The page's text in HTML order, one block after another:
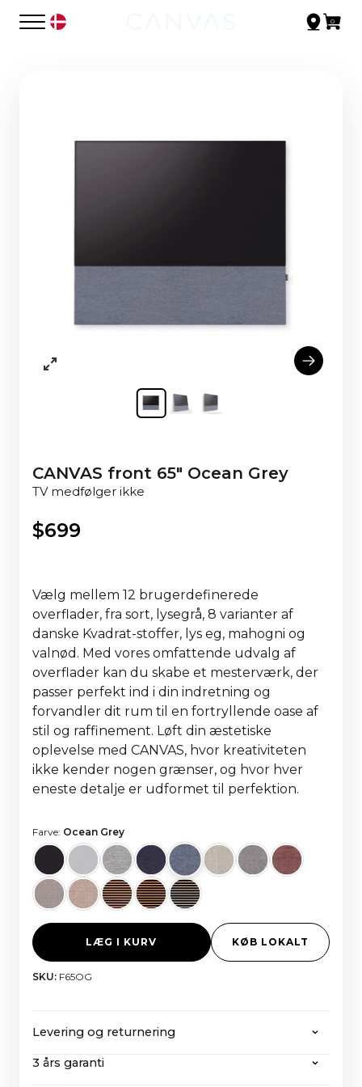
CANVAS front 65" Ocean Grey
TV medfølger ikke
$699
Vælg mellem 12 brugerdefinerede
overflader, fra sort, lysegrå, 8 varianter af
danske Kvadrat-stoffer, lys eg, mahogni og
valnød. Med vores omfattende udvalg af
overflader kan du skabe et mesterværk, der
passer perfekt ind i din indretning og
forvandler dit rum til en fortryllende oase af
stil og raffinement. Løft din æstetiske
oplevelse med CANVAS, hvor kreativiteten
ikke kender nogen grænser, og hvor hver
eneste detalje er udformet til perfektion.
Farve: Ocean Grey
LÆG I KURV KØB LOKALT
SKU: F65OG
Levering og returnering
CANVAS tilbyder gratis forsendelse på alle ordrer
3 års garanti